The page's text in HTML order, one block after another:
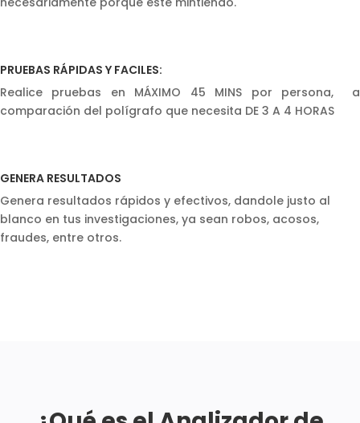
PRUEBAS RÁPIDAS Y FACILES:
Realice pruebas en MÁXIMO 45 MINS por persona, a
comparación del polígrafo que necesita DE 3 A 4 HORAS
GENERA RESULTADOS
Genera resultados rápidos y efectivos, dandole justo al
blanco en tus investigaciones, ya sean robos, acosos,
fraudes, entre otros.